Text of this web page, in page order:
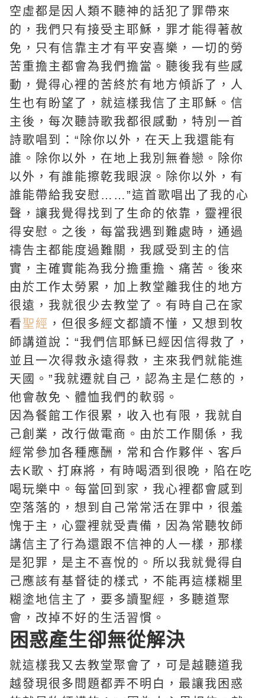
空虛都是因人類不聽神的話犯了罪帶來
的，我們只有接受 主耶穌 ，罪才能得著赦
免，只有信靠主才有平安喜樂，一切的勞
苦重擔主都會為我們擔當。聽後我有些感
動，覺得心裡的苦終於有地方傾訴了， 人
生也有盼望了，就這樣我信了主耶穌。信
主後，每次聽詩歌我都很感動，特別一首
詩歌唱到：“除你以外，在天上我還能有
誰。除你以外，在地上我別無眷戀。除你
以外，有誰能擦乾我眼淚。除你以外，有
誰能帶給我安慰……”這首歌唱出了我的心
聲，讓我覺得找到了生命的依靠，靈裡很
得安慰。之後，每當我遇到難處時，通過
禱告 主都能度過難關，我感受到主的信
實，主確實能為我分擔重擔、痛苦。後來
由於工作太勞累，加上教堂離我住的地方
很遠，我就很少去教堂了。有時自己在家
看聖經 ，但很多經文都讀不懂，又想到牧
師講道說：“我們信耶穌已經因信得救了，
並且一次得救永遠得救，主來我們就能進
天國 。”我就遷就自己，認為主是仁慈的，
他會赦免、體恤我們的軟弱。
因為餐館工作很累，收入也有限，我就自
己創業，改行做電商。由於工作關係，我
經常參加各種應酬，常和合作夥伴、客戶
去K歌、打麻將，有時喝酒到很晚，陷在吃
喝玩樂中。每當回到家，我心裡都會感到
空落落的，想到自己常常活在罪中，很羞
愧于主，心靈裡就受責備，因為常聽牧師
講信主了行為還跟不信神的人一樣，那樣
是犯罪，是主不喜悅的。所以我就覺得自
己應該有基督徒的樣式，不能再這樣糊里
糊塗地信主了，要多讀聖經，多聽道聚
會，改掉不好的生活習慣。
困惑產生卻無從解決
就這樣我又去教堂聚會了，可是越聽道我
越發現很多問題都弄不明白，最讓我困惑